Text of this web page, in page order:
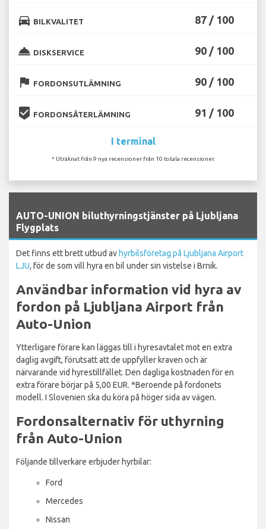
directions_car BILKVALITET 87 / 100
room_service DISKSERVICE 90 / 100
flag FORDONSUTLÄMNING 90 / 100
beenhere FORDONSÅTERLÄMNING 91 / 100
I terminal
* Uträknat från 9 nya recensioner från 10 totala recensioner.
AUTO-UNION biluthyrningstjänster på Ljubljana
Flygplats
Det finns ett brett utbud avhyrbilsföretag på Ljubljana Airport
LJU, för de som vill hyra en bil under sin vistelse i Brnik.
Användbar information vid hyra av
fordon på Ljubljana Airport från
Auto-Union
Ytterligare förare kan läggas till i hyresavtalet mot en extra
daglig avgift, förutsatt att de uppfyller kraven och är
närvarande vid hyrestillfället. Den dagliga kostnaden för en
extra förare börjar på 5,00 EUR. *Beroende på fordonets
modell. I Slovenien ska du köra på höger sida av vägen.
Fordonsalternativ för uthyrning
från Auto-Union
Följande tillverkare erbjuder hyrbilar:
Ford
Mercedes
Nissan